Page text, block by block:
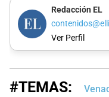
Redacción EL
Ver Perfil
#TEMAS: